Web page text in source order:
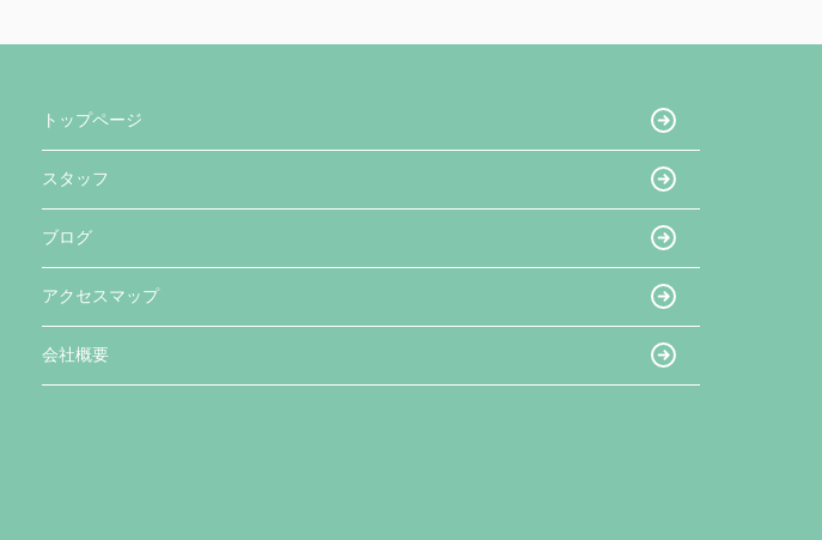
トップページ
スタッフ
ブログ
アクセスマップ
会社概要